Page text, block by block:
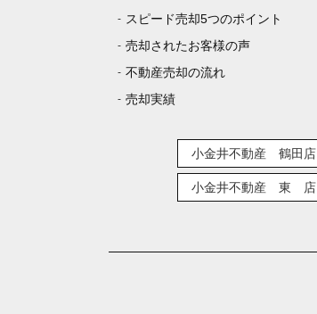
スピード売却5つのポイント
売却されたお客様の声
不動産売却の流れ
売却実績
小金井不動産 鶴田店
小金井不動産 東 店